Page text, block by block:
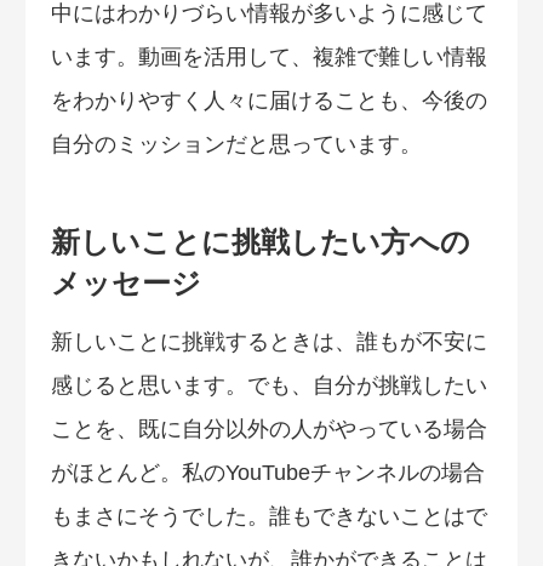
中にはわかりづらい情報が多いように感じて
います。動画を活用して、複雑で難しい情報
をわかりやすく人々に届けることも、今後の
自分のミッションだと思っています。
新しいことに挑戦したい方への
メッセージ
新しいことに挑戦するときは、誰もが不安に
感じると思います。でも、自分が挑戦したい
ことを、既に自分以外の人がやっている場合
がほとんど。私のYouTubeチャンネルの場合
もまさにそうでした。誰もできないことはで
きないかもしれないが、誰かができることは